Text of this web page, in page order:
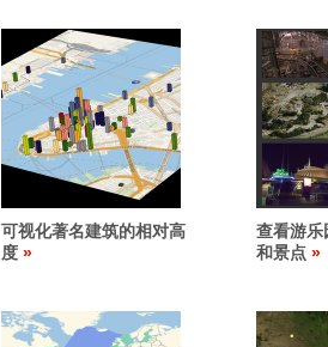
可视化著名建筑的相对高
度
查看游乐
和景点